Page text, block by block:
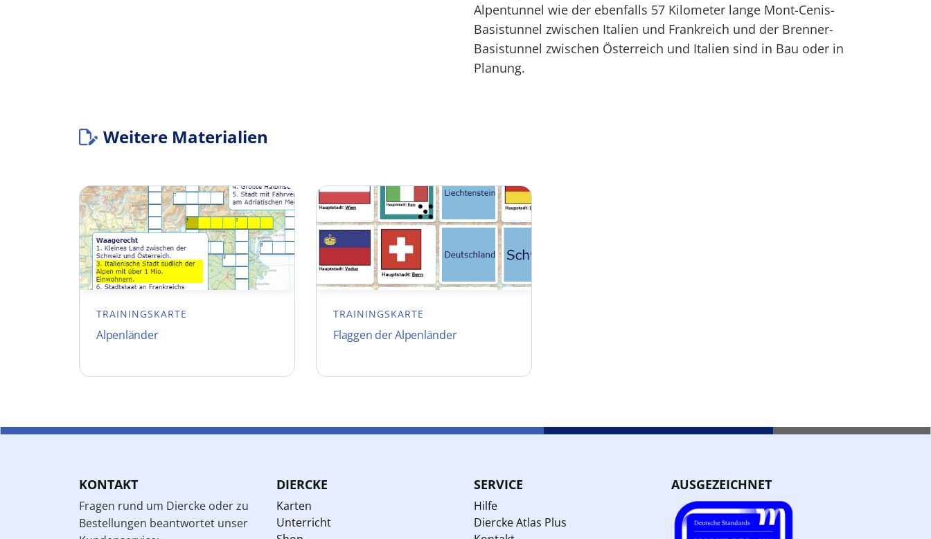
Alpentunnel wie der ebenfalls 57 Kilometer lange Mont-Cenis-
Basistunnel zwischen Italien und Frankreich und der Brenner-
Basistunnel zwischen Österreich und Italien sind in Bau oder in
Planung.
Weitere Materialien
TRAININGSKARTE
Alpenländer
TRAININGSKARTE
Flaggen der Alpenländer
KONTAKT
Fragen rund um Diercke oder zu
Bestellungen beantwortet unser
DIERCKE
Karten
Unterricht
SERVICE
Hilfe
Diercke Atlas Plus
AUSGEZEICHNET